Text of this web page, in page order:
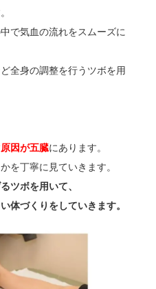
で気血の流れをスムーズに
ど全身の調整を行うツボを用
原因が五臓にあります。
を丁寧に見ていきます。
ツボを用いて、
体づくりをしていきます。